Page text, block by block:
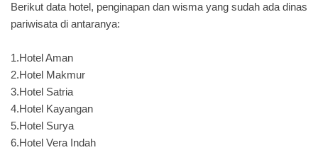
Berikut data hotel, penginapan dan wisma yang sudah ada dinas
pariwisata di antaranya:
1.Hotel Aman
2.Hotel Makmur
3.Hotel Satria
4.Hotel Kayangan
5.Hotel Surya
6.Hotel Vera Indah